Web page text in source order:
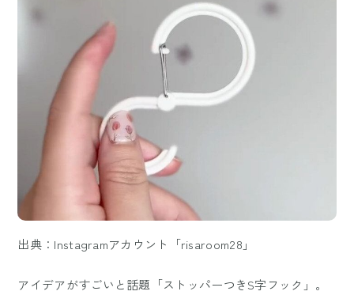
出典：Instagramアカウント「risaroom28」
アイデアがすごいと話題「ストッパーつきS字フック」。